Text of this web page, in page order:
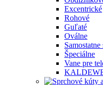
Excentrické
Rohové
Guľaté
Oválne
Samostatne
Špeciálne
Vane pre